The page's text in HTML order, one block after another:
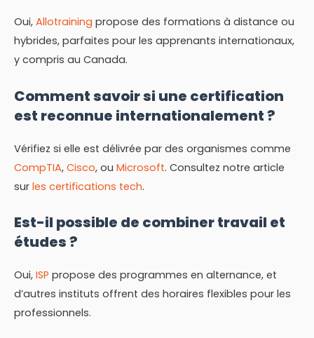
Oui, Allotraining propose des formations à distance ou
hybrides, parfaites pour les apprenants internationaux,
y compris au Canada.
Comment savoir si une certification
est reconnue internationalement ?
Vérifiez si elle est délivrée par des organismes comme
CompTIA, Cisco, ou Microsoft. Consultez notre article
sur les certifications tech.
Est-il possible de combiner travail et
études ?
Oui, ISP propose des programmes en alternance, et
d’autres instituts offrent des horaires flexibles pour les
professionnels.